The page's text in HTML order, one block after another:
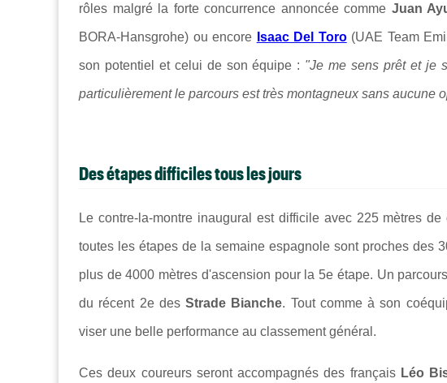
rôles malgré la forte concurrence annoncéecomme Juan
BORA-Hansgrohe) ou encore Isaac Del Toro(UAE Team
son potentiel et celui de son équipe : "Je me sens prêt et je
particulièrement le parcours est très montagneux sans aucune
Des étapes difficiles tous les jours
Le contre-la-montre inaugural est difficile avec 225 mètres
toutes les étapes de la semaine espagnole sont proches des
plus de 4000 mètres d'ascension pour la 5e étape. Un
du récent 2e des Strade Bianche. Tout comme à son
viser une belle performance au classement général.
Ces deux coureurs seront accompagnés des françaisLéo